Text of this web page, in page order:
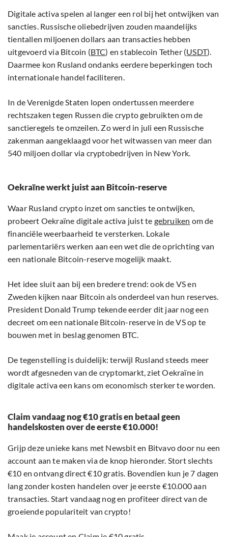
Digitale activa spelen al langer een rol bij het ontwijken van
sancties. Russische oliebedrijven zouden maandelijks
tientallen miljoenen dollars aan transacties hebben
uitgevoerd via Bitcoin (BTC) en stablecoin Tether (USDT).
Daarmee kon Rusland ondanks eerdere beperkingen toch
internationale handel faciliteren.
In de Verenigde Staten lopen ondertussen meerdere
rechtszaken tegen Russen die crypto gebruikten om de
sanctieregels te omzeilen. Zo werd in juli een Russische
zakenman aangeklaagd voor het witwassen van meer dan
540 miljoen dollar via cryptobedrijven in New York.
Oekraïne werkt juist aan Bitcoin-reserve
Waar Rusland crypto inzet om sancties te ontwijken,
probeert Oekraïne digitale activa juist te gebruiken om de
financiële weerbaarheid te versterken. Lokale
parlementariërs werken aan een wet die de oprichting van
een nationale Bitcoin-reserve mogelijk maakt.
Het idee sluit aan bij een bredere trend: ook de VS en
Zweden kijken naar Bitcoin als onderdeel van hun reserves.
President Donald Trump tekende eerder dit jaar nog een
decreet om een nationale Bitcoin-reserve in de VS op te
bouwen met in beslag genomen BTC.
De tegenstelling is duidelijk: terwijl Rusland steeds meer
wordt afgesneden van de cryptomarkt, ziet Oekraïne in
digitale activa een kans om economisch sterker te worden.
Claim vandaag nog €10 gratis en betaal geen
handelskosten over de eerste €10.000!
Grijp deze unieke kans met Newsbit en Bitvavo door nu een
account aan te maken via de knop hieronder. Stort slechts
€10 en ontvang direct €10 gratis. Bovendien kun je 7 dagen
lang zonder kosten handelen over je eerste €10.000 aan
transacties. Start vandaag nog en profiteer direct van de
groeiende populariteit van crypto!